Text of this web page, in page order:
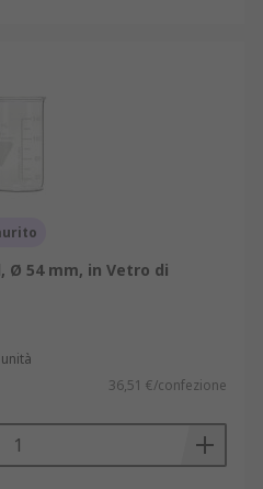
Ø 54 mm, in Vetro di
36,51 €/confezione